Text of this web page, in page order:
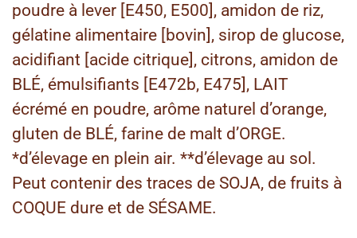
poudre à lever [E450, E500], amidon de riz,
gélatine alimentaire [bovin], sirop de glucose,
acidifiant [acide citrique], citrons, amidon de
BLÉ, émulsifiants [E472b, E475], LAIT
écrémé en poudre, arôme naturel d’orange,
gluten de BLÉ, farine de malt d’ORGE.
*d’élevage en plein air. **d’élevage au sol.
Peut contenir des traces de SOJA, de fruits à
COQUE dure et de SÉSAME.